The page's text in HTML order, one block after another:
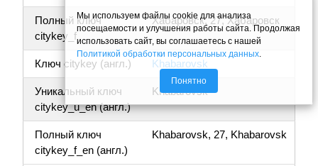
Полный ключ
citykey_f
Хабаровск, 27, Хабаровск
Ключ citykey (англ.) Khabarovsk
Уникальный ключ
citykey_u_en (англ.)
Khabarovsk
Полный ключ
citykey_f_en (англ.)
Khabarovsk, 27, Khabarovsk
Мы используем файлы cookie для анализа
посещаемости и улучшения работы сайта. Продолжая
использовать сайт, вы соглашаетесь с нашей
Политикой обработки персональных данных.
Понятно